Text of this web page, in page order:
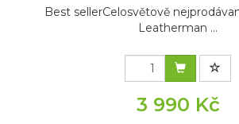
Best sellerCelosvětově
Leatherman ...
3 990 Kč